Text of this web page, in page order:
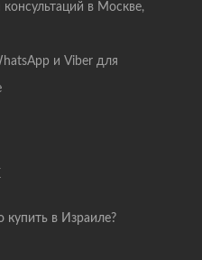
в Москве,
и Viber для
купить в Израиле?